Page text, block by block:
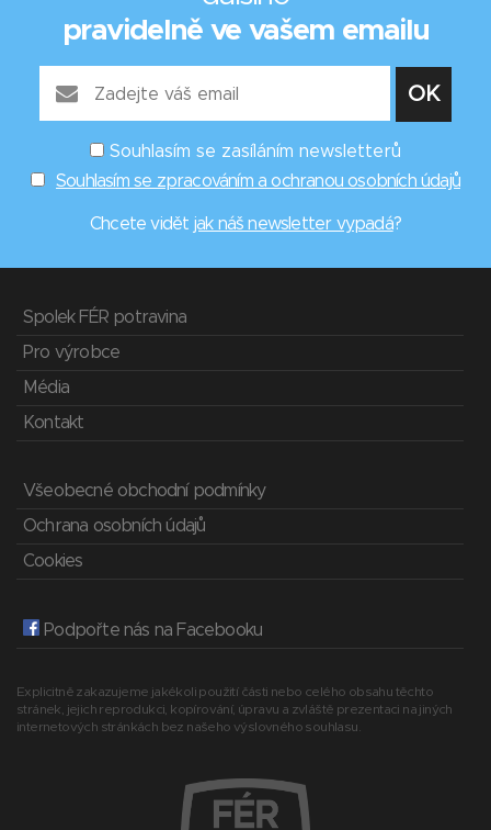
pravidelně ve vašem emailu
Souhlasím se zasíláním newsletterů
Souhlasím se zpracováním a ochranou osobních údajů
Chcete vidět jak náš newsletter vypadá?
Spolek FÉR potravina
Pro výrobce
Média
Kontakt
Všeobecné obchodní podmínky
Ochrana osobních údajů
Cookies
Podpořte nás na Facebooku
Explicitně zakazujeme jakékoli použití části nebo celého obsahu těchto
stránek, jejich reprodukci, kopírování, úpravu a zvláště prezentaci na jiných
internetových stránkách bez našeho výslovného souhlasu.